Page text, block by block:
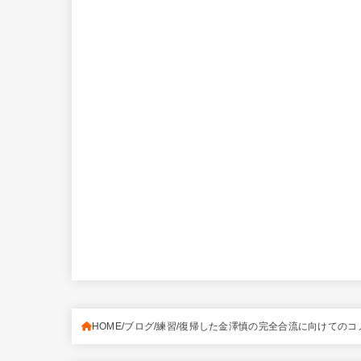
HOME ブログ 練習 復帰した金澤慎の完全合流に向けてのコ